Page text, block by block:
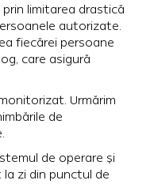
limitarea drastică
autorizate.
fiecărei persoane
care asigură
Urmărim
de
de operare și
zi din punctul de